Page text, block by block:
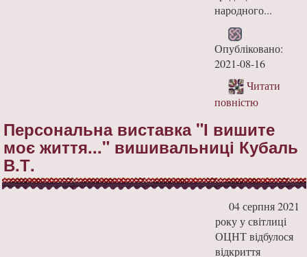
народного...
Опубліковано:
2021-08-16
Читати
повністю
Персональна виставка "І вишите
моє життя..." вишивальниці Кубаль
В.Т.
04 серпня 2021
року у світлиці
ОЦНТ відбулося
відкриття